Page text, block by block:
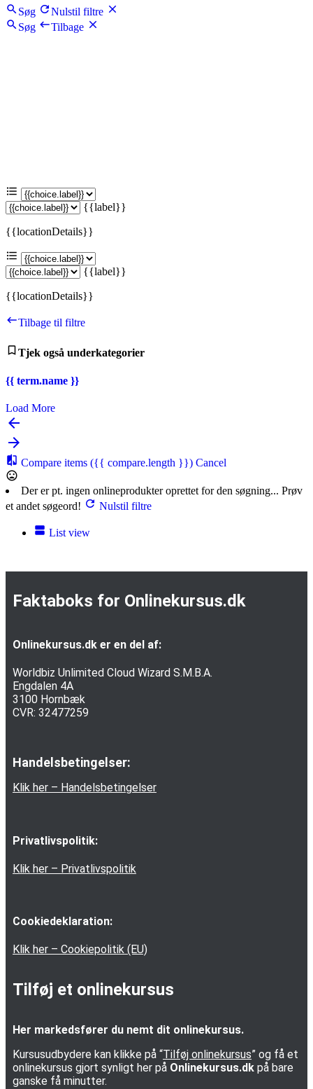
Søg
Nulstil filtre
Søg
Tilbage
{{label}}
{{locationDetails}}
{{label}}
{{locationDetails}}
Tilbage til filtre
Tjek også underkategorier
{{ term.name }}
Load More
Compare items ({{ compare.length }}) Cancel
Der er pt. ingen onlineprodukter oprettet for den søgning... Prøv
et andet søgeord!
Nulstil filtre
List view
Faktaboks for Onlinekursus.dk
Onlinekursus.dk er en del af:
Worldbiz Unlimited Cloud Wizard S.M.B.A.
Engdalen 4A
3100 Hornbæk
CVR: 32477259
Handelsbetingelser:
Klik her – Handelsbetingelser
Privatlivspolitik:
Klik her – Privatlivspolitik
Cookiedeklaration:
Klik her – Cookiepolitik (EU)
Tilføj et onlinekursus
Her markedsfører du nemt dit onlinekursus.
Kursusudbydere kan klikke på “Tilføj onlinekursus” og få et
onlinekursus gjort synligt her på Onlinekursus.dk på bare
ganske få minutter.